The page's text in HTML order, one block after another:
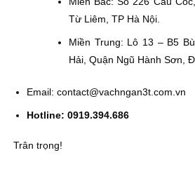
Từ Liêm, TP Hà Nội.
Miền Trung: Lô 13 – B5
Hải, Quận Ngũ Hành Sơn,
Email: contact@vachngan3t.com.vn
Hotline: 0919.394.686
Trân trọng!